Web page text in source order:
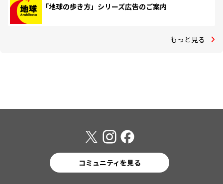
「地球の歩き方」シリーズ広告のご案内
もっと見る
コミュニティを見る